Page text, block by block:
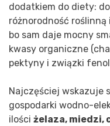
dodatkiem do diety:
różnorodność roślinną
bo sam daje mocny
kwasy organiczne
pektyny i związki
Najczęściej wskazuje
gospodarki wodno-
ilości żelaza, miedzi,